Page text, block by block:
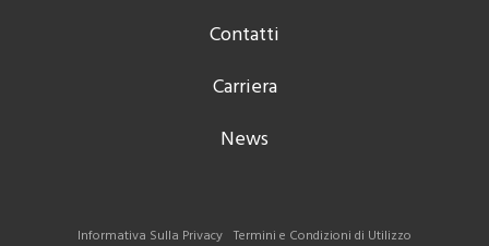
Contatti
Carriera
News
Informativa Sulla Privacy Termini e Condizioni di Utilizzo